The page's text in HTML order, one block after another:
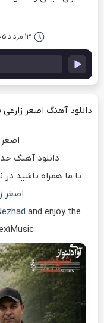
13 مرداد 1405
دانلود آهنگ اصغر زارعی
دانلود آهنگ
با ما همراه باشید
اصغر
and enjoy the